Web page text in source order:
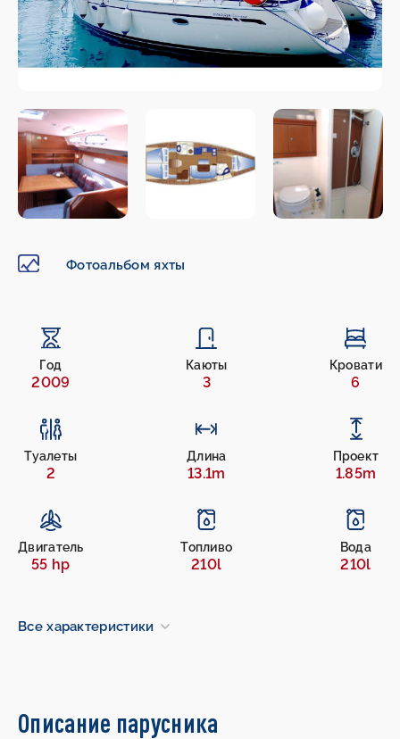
Фотоальбом яхты
Год
2009
Каюты
3
Кровати
6
Туалеты
2
Длина
13.1m
Проект
1.85m
Двигатель
55 hp
Топливо
210l
Вода
210l
Все характеристики
Описание парусника